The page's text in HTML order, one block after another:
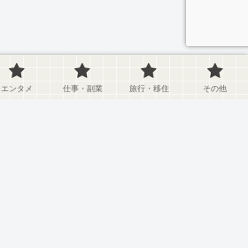
エンタメ 仕事・副業 旅行・移住 その他